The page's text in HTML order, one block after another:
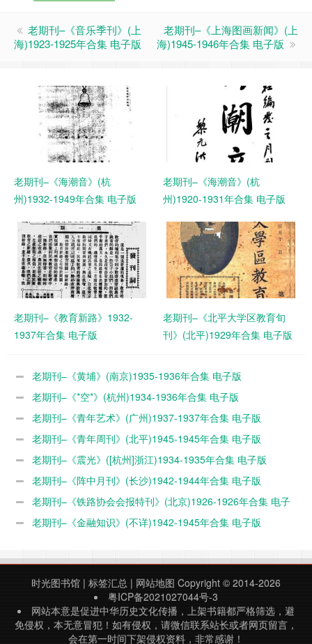
老期刊–《音乐季刊》(上
海)1923-1925年合集 电子版
老期刊–《上海图画新闻》(上
海)1945-1946年合集 电子版
老期刊–《海潮音》(杭
州)1932-1949年合集 电子版
老期刊–《海潮音》(杭
州)1920-1931年合集 电子版
老期刊–《教育新路》1932-
1937年合集 电子版
老期刊–《北平大学区教育旬
刊》(北平)1929年合集 电子版
老期刊–《黄埔》(南京)1935-1936年合集 电子版
老期刊–《*空*》(杭州)1934-1936年合集 电子版
老期刊–《青年艺术》(广州)1937-1937年合集 电子版
老期刊–《青年周刊》(北平)1945-1945年合集 电子版
老期刊–《震光》([杭州]浙江)1934-1935年合集 电子版
老期刊–《阵中月刊》(长沙)1942-1944年合集 电子版
老期刊–《铁路协会会报特刊》(北京)1926-1926年合集 电子
版 老期刊–《金融知识》(不详)1942-1945年合集 电子版
时光图书馆 | 标签汇总 | 网站地图 Copyright © 2014-2026
粤ICP备2021027044号-3
网站本意是促进中华历史文化传播，上架书籍都严格筛选，避
免侵权，本无意冒犯！如有侵权，请微信联系站长或者网页留言，
会在第一时间下架侵权资料，非常感谢！